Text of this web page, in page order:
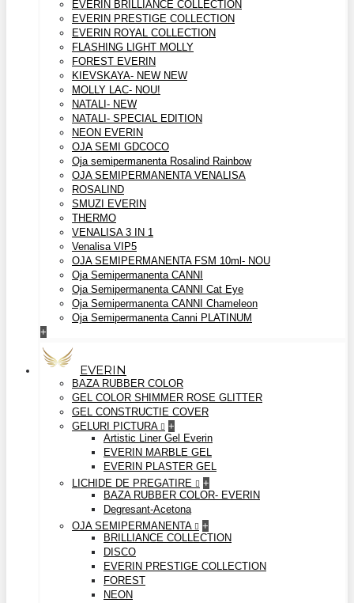
EVERIN BRILLIANCE COLLECTION
EVERIN PRESTIGE COLLECTION
EVERIN ROYAL COLLECTION
FLASHING LIGHT MOLLY
FOREST EVERIN
KIEVSKAYA- NEW NEW
MOLLY LAC- NOU!
NATALI- NEW
NATALI- SPECIAL EDITION
NEON EVERIN
OJA SEMI GDCOCO
Oja semipermanenta Rosalind Rainbow
OJA SEMIPERMANENTA VENALISA
ROSALIND
SMUZI EVERIN
THERMO
VENALISA 3 IN 1
Venalisa VIP5
OJA SEMIPERMANENTA FSM 10ml- NOU
Oja Semipermanenta CANNI
Oja Semipermanenta CANNI Cat Eye
Oja Semipermanenta CANNI Chameleon
Oja Semipermanenta Canni PLATINUM
+
EVERIN
BAZA RUBBER COLOR
GEL COLOR SHIMMER ROSE GLITTER
GEL CONSTRUCTIE COVER
GELURI PICTURA
+
Artistic Liner Gel Everin
EVERIN MARBLE GEL
EVERIN PLASTER GEL
LICHIDE DE PREGATIRE
+
BAZA RUBBER COLOR- EVERIN
Degresant-Acetona
OJA SEMIPERMANENTA
+
BRILLIANCE COLLECTION
DISCO
EVERIN PRESTIGE COLLECTION
FOREST
NEON